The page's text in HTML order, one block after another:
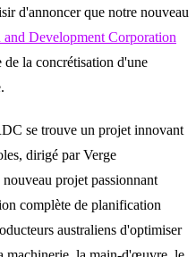
d'annoncer que notre nouveau
and Development Corporation
de la concrétisation d'une
se trouve un projet innovant
dirigé par Verge
projet passionnant
complète de planification
australiens d'optimiser